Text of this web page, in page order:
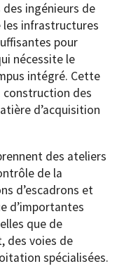
ingénieurs de
les infrastructures
pour
nécessite le
intégré. Cette
construction des
d’acquisition
des ateliers
de la
d’escadrons et
d’importantes
que de
des voies de
spécialisées.